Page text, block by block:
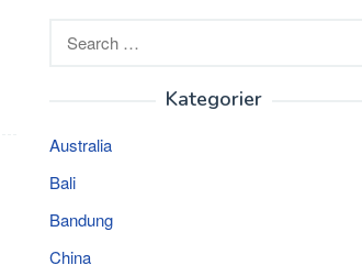
Kategorier
Australia
Bali
Bandung
China